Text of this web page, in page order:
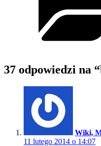
37 odpowiedzi na
Wiki,
11 lutego 2014 o 14:07